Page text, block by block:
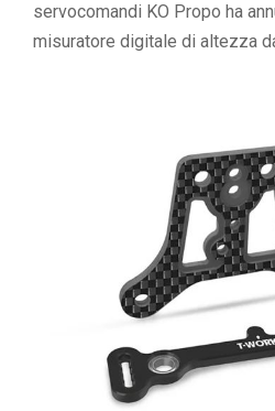
servocomandi KO Propo ha
misuratore digitale di altezza